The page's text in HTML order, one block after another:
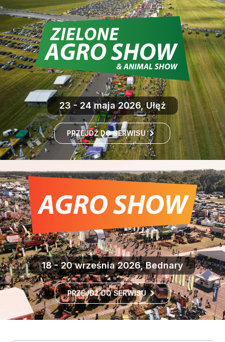
23 - 24 maja 2026, Ułęż
PRZEJDŹ DO SERWISU
18 - 20 września 2026, Bednary
PRZEJDŹ DO SERWISU